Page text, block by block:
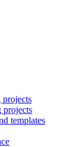
projects
projects
templates